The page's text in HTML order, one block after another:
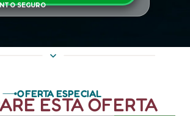
SEGURO
OFERTA ESPECIAL
ESTA OFERTA